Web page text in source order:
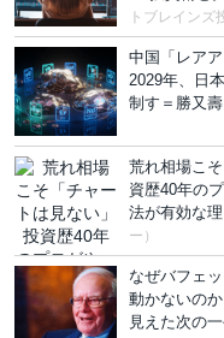
トブレインズ
中国「レア
2029年、日
制す＝勝又壽
荒れ相場こ
資歴40年の
法が有効な
ー）
なぜバフェ
動かないの
見えた次の